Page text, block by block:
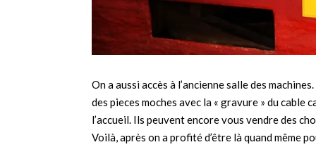
On a aussi accès à l’ancienne salle des
des pieces moches avec la « gravure » du
l’accueil. Ils peuvent encore vous vendre des
Voilà, après on a profité d’être là quand même